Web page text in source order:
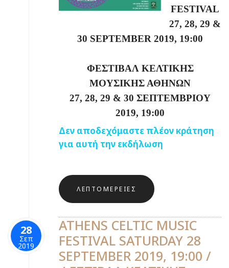
FESTIVAL
27, 28, 29 &
30 SEPTEMBER 2019, 19:00
ΦΕΣΤΙΒΑΛ ΚΕΛΤΙΚΗΣ
ΜΟΥΣΙΚΗΣ ΑΘΗΝΩΝ
27, 28, 29 & 30 ΣΕΠΤΕΜΒΡΙΟΥ
2019, 19:00
Δεν αποδεχόμαστε πλέον κράτηση
για αυτή την εκδήλωση
ΛΕΠΤΟΜΈΡΕΙΕΣ
28
Σεπ
2019
ATHENS CELTIC MUSIC
FESTIVAL SATURDAY 28
SEPTEMBER 2019, 19:00 /